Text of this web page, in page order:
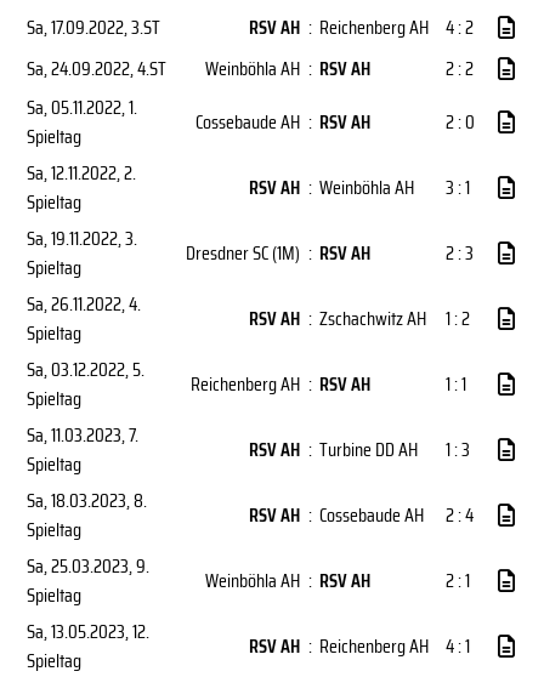
Sa, 17.09.2022, 3.ST RSV AH : Reichenberg AH 4 : 2
Sa, 24.09.2022, 4.ST Weinböhla AH : RSV AH
2 : 2
Sa, 05.11.2022, 1.
Spieltag
Cossebaude AH : RSV AH
2 : 0
Sa, 12.11.2022, 2.
Spieltag
RSV AH : Weinböhla AH
3 : 1
Sa, 19.11.2022, 3.
Spieltag
Dresdner SC (1M) : RSV AH
2 : 3
Sa, 26.11.2022, 4.
Spieltag
RSV AH : Zschachwitz AH
1 : 2
Sa, 03.12.2022, 5.
Spieltag
Reichenberg AH : RSV AH
1 : 1
Sa, 11.03.2023, 7.
Spieltag
RSV AH : Turbine DD AH
1 : 3
Sa, 18.03.2023, 8.
Spieltag
RSV AH : Cossebaude AH
2 : 4
Sa, 25.03.2023, 9.
Spieltag
Weinböhla AH : RSV AH
2 : 1
Sa, 13.05.2023, 12.
Spieltag
RSV AH : Reichenberg AH 4 : 1